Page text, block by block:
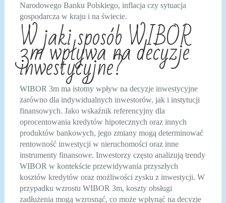
Narodowego Banku Polskiego, inflacja czy sytuacja
gospodarcza w kraju i na świecie.
W jaki sposób WIBOR
3m wpływa na decyzje
inwestycyjne?
WIBOR 3m ma istotny wpływ na decyzje inwestycyjne
zarówno dla indywidualnych inwestorów, jak i instytucji
finansowych. Jako wskaźnik referencyjny dla
oprocentowania kredytów hipotecznych oraz innych
produktów bankowych, jego zmiany mogą determinować
rentowność inwestycji w nieruchomości oraz inne
instrumenty finansowe. Inwestorzy często analizują trendy
WIBOR w kontekście przewidywania przyszłych
kosztów kredytów oraz możliwości zysku z inwestycji. W
przypadku wzrostu WIBOR 3m, koszty obsługi
zadłużenia mogą wzrosnąć, co może wpłynąć na decyzje